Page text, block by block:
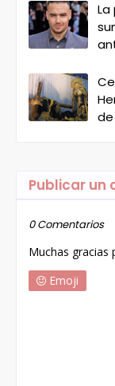
Publicar un
0 Comentarios
Muchas gracias
Emoji